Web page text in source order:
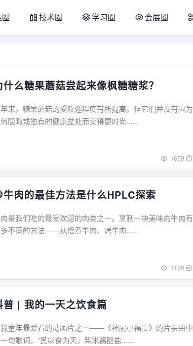
技术圈 学习圈 会展圈
什么糖果蘑菇尝起来像枫糖糖浆？
来，糖果蘑菇的受欢迎程度有所提高。但它们并没有因为
隐晦或独有的健康益处而变得更时尚......
1659
牛肉的最佳方法是什么HPLC探索
是我们吃的最受欢迎的肉类之一。烹制一块美味的牛肉有
不同的方法——从慢煮牛肉、烤牛肉......
1120
普 | 我的一天之饮食篇
童年最爱看的动画片之一——《神厨小福贵》的片头曲中
句歌词，“民以食为天，柴米酱醋盐......